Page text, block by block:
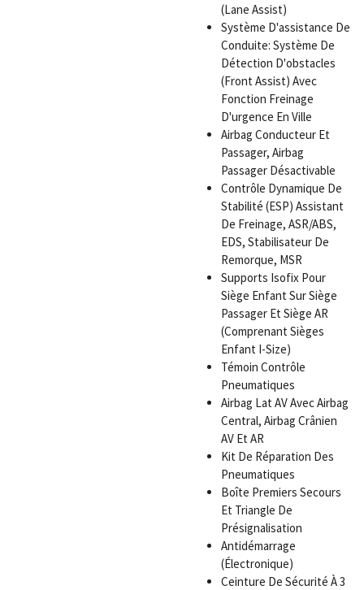
(Lane Assist)
Système D'assistance De
Conduite: Système De
Détection D'obstacles
(Front Assist) Avec
Fonction Freinage
D'urgence En Ville
Airbag Conducteur Et
Passager, Airbag
Passager Désactivable
Contrôle Dynamique De
Stabilité (ESP) Assistant
De Freinage, ASR/ABS,
EDS, Stabilisateur De
Remorque, MSR
Supports Isofix Pour
Siège Enfant Sur Siège
Passager Et Siège AR
(Comprenant Sièges
Enfant I-Size)
Témoin Contrôle
Pneumatiques
Airbag Lat AV Avec Airbag
Central, Airbag Crânien
AV Et AR
Kit De Réparation Des
Pneumatiques
Boîte Premiers Secours
Et Triangle De
Présignalisation
Antidémarrage
(Électronique)
Ceinture De Sécurité À 3